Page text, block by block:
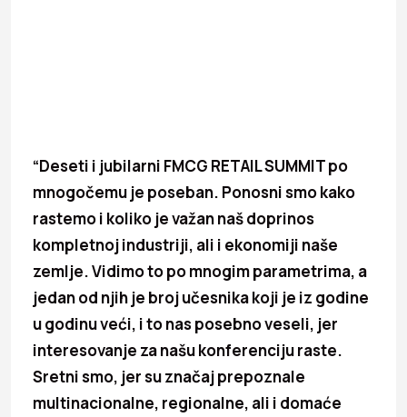
“Deseti i jubilarni FMCG RETAIL SUMMIT po
mnogočemu je poseban. Ponosni smo kako
rastemo i koliko je važan naš doprinos
kompletnoj industriji, ali i ekonomiji naše
zemlje. Vidimo to po mnogim parametrima, a
jedan od njih je broj učesnika koji je iz godine
u godinu veći, i to nas posebno veseli, jer
interesovanje za našu konferenciju raste.
Sretni smo, jer su značaj prepoznale
multinacionalne, regionalne, ali i domaće